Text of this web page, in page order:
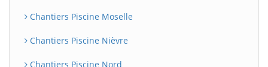
Chantiers Piscine Moselle
Chantiers Piscine Nièvre
Chantiers Piscine Nord